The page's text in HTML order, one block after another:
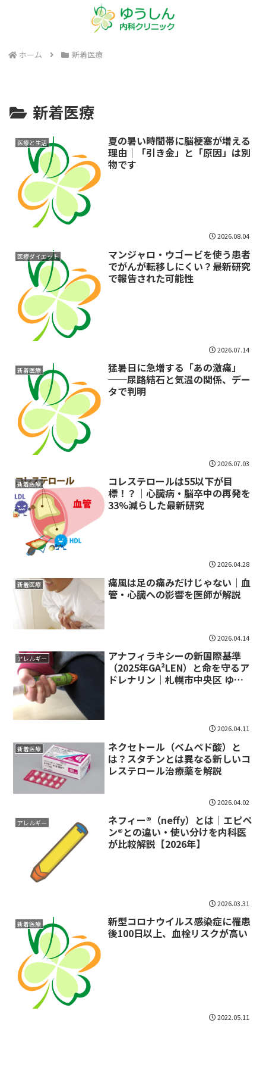
ホーム 新着医療
新着医療
医療と生活
夏の暑い時間帯に脳梗塞が増える
理由｜「引き金」と「原因」は別
物です
2026.08.04
医療ダイエット
マンジャロ・ウゴービを使う患者
でがんが転移しにくい？最新研究
で報告された可能性
2026.07.14
新着医療
猛暑日に急増する「あの激痛」
──尿路結石と気温の関係、デー
タで判明
2026.07.03
新着医療
コレステロールは55以下が目
標！？｜心臓病・脳卒中の再発を
33%減らした最新研究
2026.04.28
新着医療
痛風は足の痛みだけじゃない｜血
管・心臓への影響を医師が解説
2026.04.14
アレルギー
アナフィラキシーの新国際基準
（2025年GA²LEN）と命を守るア
ドレナリン｜札幌市中央区 ゆう
2026.04.11
新着医療
ネクセトール（ベムペド酸）と
は？スタチンとは異なる新しいコ
レステロール治療薬を解説
2026.04.02
アレルギー
ネフィー®（neffy）とは｜エピペ
ン®との違い・使い分けを内科医
が比較解説【2026年】
2026.03.31
新着医療
新型コロナウイルス感染症に罹患
後100日以上、血栓リスクが高い
2022.05.11